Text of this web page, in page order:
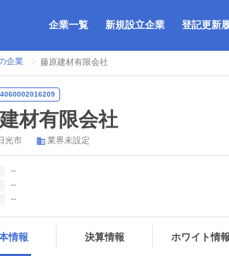
企業一覧 新規設立企業 登記更新
企業 藤原建材有限会社
材有限会社
光市 業界未設定
--
--
--
情報 決算情報 ホワイト情報